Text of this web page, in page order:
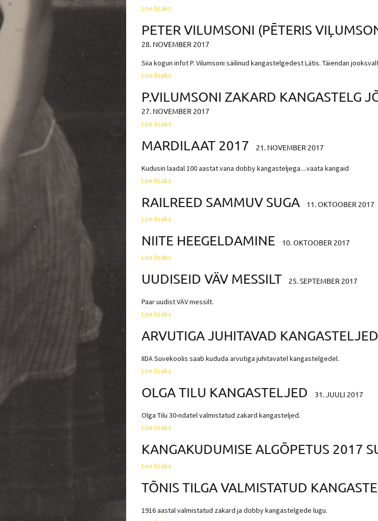
Loe lisaks
PETER VILUMSONI (PĒTERIS
28. NOVEMBER 2017
Siia kogun infot P. Vilumsoni säilinud kangastelgedest Lätis. Täiendan
Loe lisaks
P.VILUMSONI ZAKARD KANGASTELG
27. NOVEMBER 2017
Loe lisaks
MARDILAAT 2017 21. NOVEMBER 2017
Kudusin laadal 100 aastat vana dobby kangasteljega....vaata kangaid
Loe lisaks
RAILREED SAMMUV SUGA
11. OKTOOBER 2017
Loe lisaks
NIITE HEEGELDAMINE
10. OKTOOBER 2017
Loe lisaks
UUDISEID VÄV MESSILT 25. SEPTEMBER 2017
Paar uudist VÄV messilt.
Loe lisaks
ARVUTIGA JUHITAVAD
IIDA Suvekoolis saab kududa arvutiga juhitavatel kangastelgedel.
Loe lisaks
OLGA TILU KANGASTELJED 31. JUULI 2017
Olga Tilu 30-ndatel valmistatud zakard kangasteljed.
Loe lisaks
KANGAKUDUMISE ALGÕPETUS 2017
Loe lisaks
TÕNIS TILGA VALMISTATUD
1916 aastal valmistatud zakard ja dobby kangastelgede lugu.